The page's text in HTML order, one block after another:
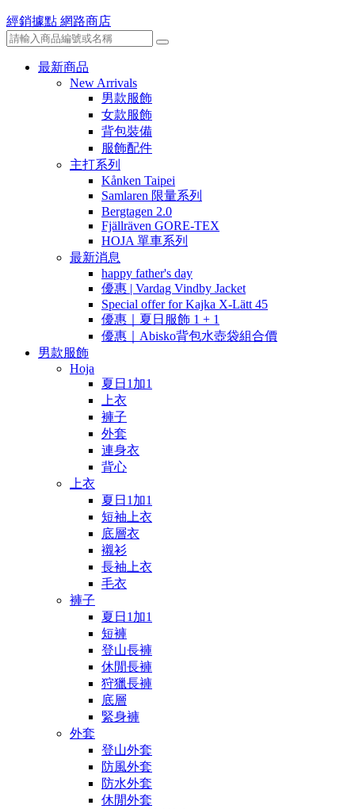
經銷據點 網路商店
最新商品
New Arrivals
男款服飾
女款服飾
背包裝備
服飾配件
主打系列
Kånken Taipei
Samlaren 限量系列
Bergtagen 2.0
Fjällräven GORE-TEX
HOJA 單車系列
最新消息
happy father's day
優惠 | Vardag Vindby Jacket
Special offer for Kajka X-Lätt 45
優惠｜夏日服飾 1 + 1
優惠｜Abisko背包水壺袋組合價
男款服飾
Hoja
夏日1加1
上衣
褲子
外套
連身衣
背心
上衣
夏日1加1
短袖上衣
底層衣
襯衫
長袖上衣
毛衣
褲子
夏日1加1
短褲
登山長褲
休閒長褲
狩獵長褲
底層
緊身褲
外套
登山外套
防風外套
防水外套
休閒外套